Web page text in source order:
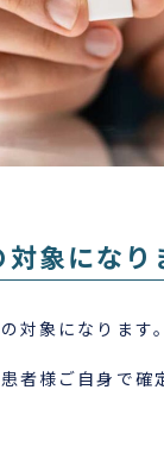
象になり
対象になります。
者様ご自身で確